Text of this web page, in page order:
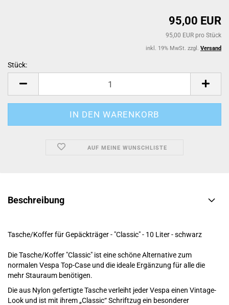
95,00 EUR
95,00 EUR pro Stück
inkl. 19% MwSt. zzgl. Versand
Stück:
AUF MEINE WUNSCHLISTE
Beschreibung
Tasche/Koffer für Gepäckträger - "Classic" - 10 Liter - schwarz
Die Tasche/Koffer "Classic" ist eine schöne Alternative zum
normalen Vespa Top-Case und die ideale Ergänzung für alle die
mehr Stauraum benötigen.
Die aus Nylon gefertigte Tasche verleiht jeder Vespa einen Vintage-
Look und ist mit ihrem „Classic“ Schriftzug ein besonderer